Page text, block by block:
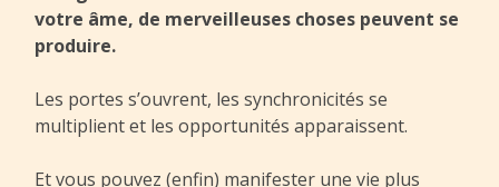
votre âme, de merveilleuses choses peuvent se
produire.
Les portes s’ouvrent, les synchronicités se
multiplient et les opportunités apparaissent.
Et vous pouvez (enfin) manifester une vie plus